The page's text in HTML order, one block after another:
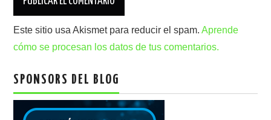
Este sitio usa Akismet para reducir el spam.Aprende
cómo se procesan los datos de tus comentarios.
SPONSORS DEL BLOG